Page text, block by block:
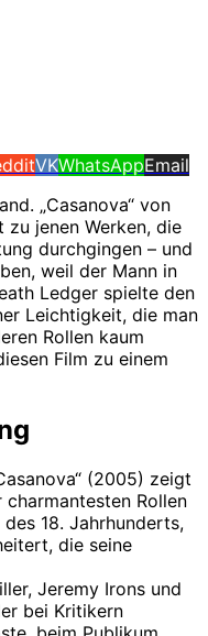
VKWhatsAppEmail
„Casanova“ von
zu jenen Werken, die
durchgingen – und
weil der Mann in
Ledger spielte den
Leichtigkeit, die man
Rollen kaum
Film zu einem
(2005) zeigt
Rollen
18. Jahrhunderts,
die seine
Jeremy Irons und
bei Kritikern